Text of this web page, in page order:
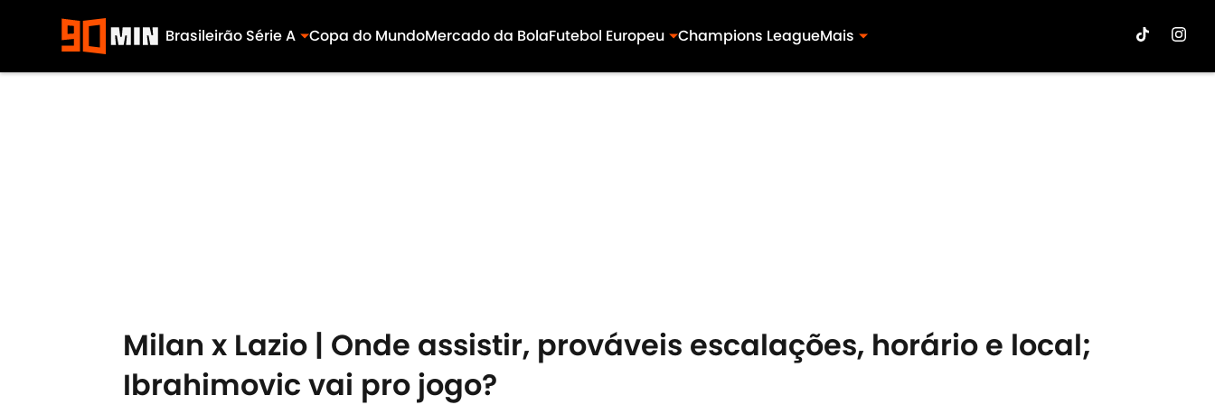
Brasileirão Série A Copa do MundoMercado da BolaFutebol Europeu Champions LeagueMais
Milan x Lazio | Onde assistir, prováveis escalações, horário e local;
Ibrahimovic vai pro jogo?